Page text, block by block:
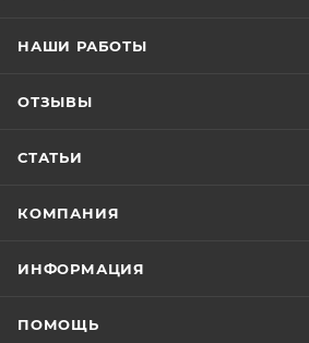
НАШИ РАБОТЫ
ОТЗЫВЫ
СТАТЬИ
КОМПАНИЯ
ИНФОРМАЦИЯ
ПОМОЩЬ